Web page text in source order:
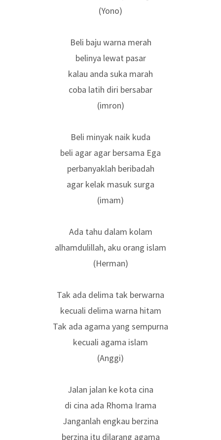
(Yono)
Beli baju warna merah
belinya lewat pasar
kalau anda suka marah
coba latih diri bersabar
(imron)
Beli minyak naik kuda
beli agar agar bersama Ega
perbanyaklah beribadah
agar kelak masuk surga
(imam)
Ada tahu dalam kolam
alhamdulillah, aku orang islam
(Herman)
Tak ada delima tak berwarna
kecuali delima warna hitam
Tak ada agama yang sempurna
kecuali agama islam
(Anggi)
Jalan jalan ke kota cina
di cina ada Rhoma Irama
Janganlah engkau berzina
berzina itu dilarang agama